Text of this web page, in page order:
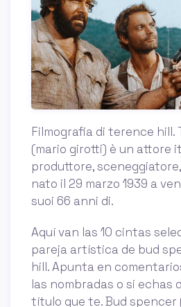
Filmografia di terence hill.
(mario girotti) è un attore
produttore,
nato il 29 marzo 1939 a
suoi 66 anni di.
Aquí van las 10 cintas
pareja artística de bud
hill. Apunta en
las nombradas o si echas
título que te. Bud spencer